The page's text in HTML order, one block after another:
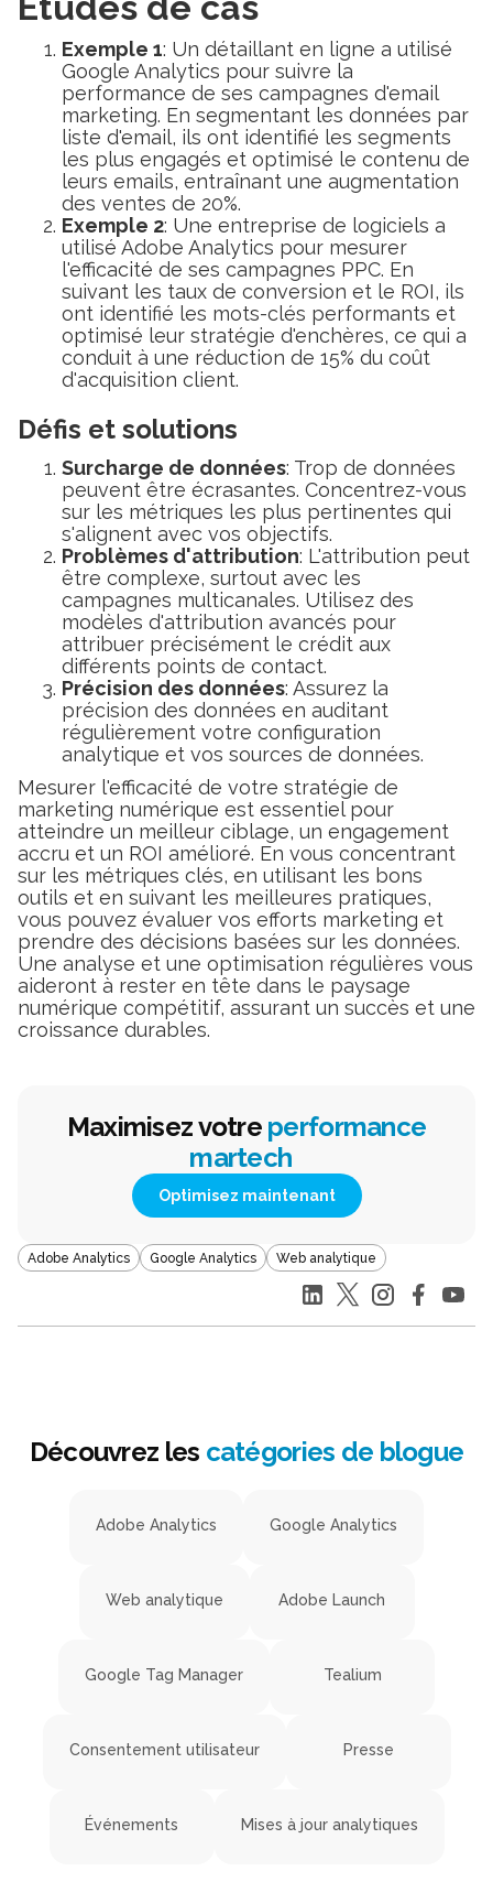
Exemple 1: Un détaillant en ligne a utilisé
Google Analytics pour suivre la
performance de ses campagnes d'email
marketing. En segmentant les données par
liste d'email, ils ont identifié les segments
les plus engagés et optimisé le contenu de
leurs emails, entraînant une augmentation
des ventes de 20%.
Exemple 2: Une entreprise de logiciels a
utilisé Adobe Analytics pour mesurer
l'efficacité de ses campagnes PPC. En
suivant les taux de conversion et le ROI, ils
ont identifié les mots-clés performants et
optimisé leur stratégie d'enchères, ce qui a
conduit à une réduction de 15% du coût
d'acquisition client.
Défis et solutions
Surcharge de données: Trop de données
peuvent être écrasantes. Concentrez-vous
sur les métriques les plus pertinentes qui
s'alignent avec vos objectifs.
Problèmes d'attribution: L'attribution peut
être complexe, surtout avec les
campagnes multicanales. Utilisez des
modèles d'attribution avancés pour
attribuer précisément le crédit aux
différents points de contact.
Précision des données: Assurez la
précision des données en auditant
régulièrement votre configuration
analytique et vos sources de données.
Mesurer l'efficacité de votre stratégie de
marketing numérique est essentiel pour
atteindre un meilleur ciblage, un engagement
accru et un ROI amélioré. En vous concentrant
sur les métriques clés, en utilisant les bons
outils et en suivant les meilleures pratiques,
vous pouvez évaluer vos efforts marketing et
prendre des décisions basées sur les données.
Une analyse et une optimisation régulières vous
aideront à rester en tête dans le paysage
numérique compétitif, assurant un succès et une
croissance durables.
Maximisez votre performance
martech
Optimisez maintenant
Adobe Analytics Google Analytics Web analytique
Découvrez les catégories de blogue
Adobe Analytics Google Analytics
Web analytique Adobe Launch
Google Tag Manager Tealium
Consentement utilisateur Presse
Événements Mises à jour analytiques